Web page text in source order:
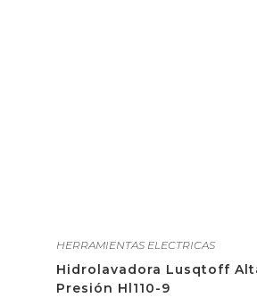
HERRAMIENTAS ELECTRICAS
Hidrolavadora Lusqtoff
Presión Hl110-9